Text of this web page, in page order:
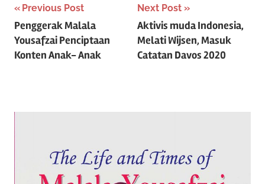
Post
navigation
Previous Post
Penggerak Malala
Yousafzai Penciptaan
Konten Anak- Anak
Next Post
Aktivis muda Indonesia,
Melati Wijsen, Masuk
Catatan Davos 2020